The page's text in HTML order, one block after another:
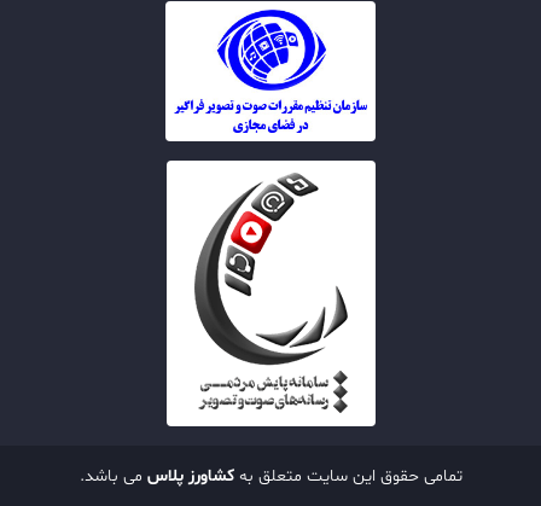
تمامی حقوق این سایت متعلق بهکشاورز پلاس می باشد.